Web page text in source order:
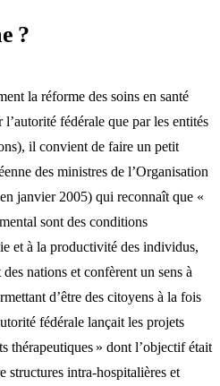
?
la réforme des soins en santé
fédérale que par les entités
il convient de faire un petit
des ministres de l’Organisation
janvier 2005) qui reconnaît que «
sont des conditions
et à la productivité des individus,
nations et confèrent un sens à
d’être des citoyens à la fois
fédérale lançait les projets
thérapeutiques » dont l’objectif était
structures intra-hospitalières et